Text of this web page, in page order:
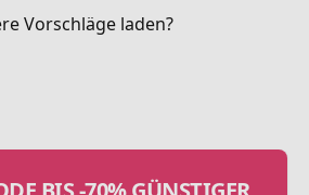
Vorschläge laden?